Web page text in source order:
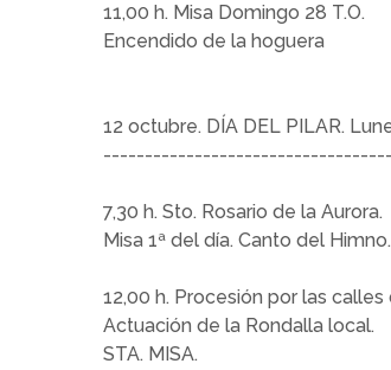
11,00 h. Misa Domingo 28 T.O.
Encendido de la hoguera
12 octubre. DÍA DEL PILAR.
7,30 h. Sto. Rosario de la Aurora.
Misa 1ª del día. Canto del Himno.
12,00 h. Procesión por las
Actuación de la Rondalla local.
STA. MISA.